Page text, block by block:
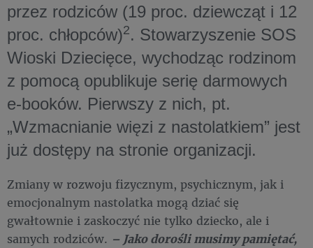
przez rodziców (19 proc. dziewcząt i 12
proc. chłopców)2. Stowarzyszenie SOS
Wioski Dziecięce, wychodząc rodzinom
z pomocą opublikuje serię darmowych
e-booków. Pierwszy z nich, pt.
„Wzmacnianie więzi z nastolatkiem” jest
już dostępy na stronie organizacji.
Zmiany w rozwoju fizycznym, psychicznym, jak i
emocjonalnym nastolatka mogą dziać się
gwałtownie i zaskoczyć nie tylko dziecko, ale i
samych rodziców. – Jako dorośli musimy pamiętać,